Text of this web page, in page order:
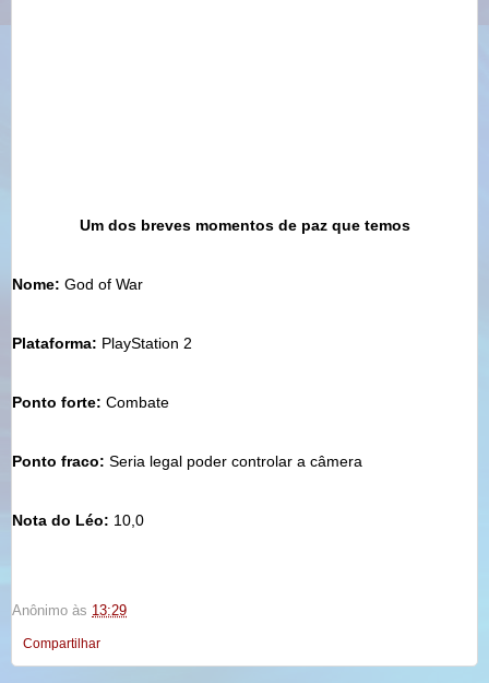
Um dos breves momentos de paz que temos
Nome: God of War
Plataforma: PlayStation 2
Ponto forte: Combate
Ponto fraco: Seria legal poder controlar a câmera
Nota do Léo: 10,0
Anônimo às 13:29
Compartilhar